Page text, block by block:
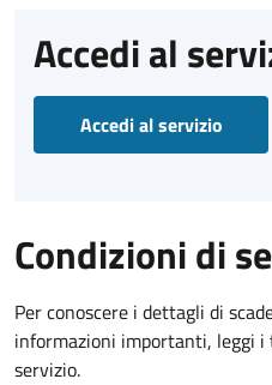
Accedi al
Accedi al servizio
Condizioni di
Per conoscere i dettagli di
informazioni importanti, leggi
servizio.